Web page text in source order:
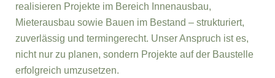
realisieren Projekte im Bereich Innenausbau,
Mieterausbau sowie Bauen im Bestand – strukturiert,
zuverlässig und termingerecht. Unser Anspruch ist es,
nicht nur zu planen, sondern Projekte auf der Baustelle
erfolgreich umzusetzen.